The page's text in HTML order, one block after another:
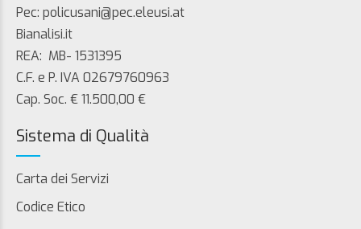
Pec: policusani@pec.eleusi.at
Bianalisi.it
REA: MB- 1531395
C.F. e P. IVA 02679760963
Cap. Soc. € 11.500,00 €
Sistema di Qualità
Carta dei Servizi
Codice Etico